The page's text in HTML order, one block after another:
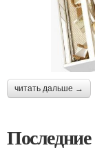
читать дальше →
Последние